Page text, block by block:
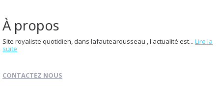
À propos
Site royaliste quotidien, dans lafautearousseau , l'actualité est... Lire la
suite
CONTACTEZ NOUS